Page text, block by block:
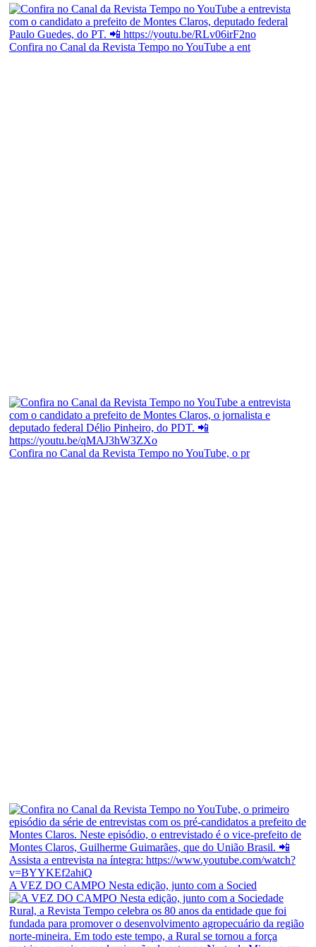
Confira no Canal da Revista Tempo no YouTube a ent
Confira no Canal da Revista Tempo no YouTube, o pr
A VEZ DO CAMPO Nesta edição, junto com a Socied